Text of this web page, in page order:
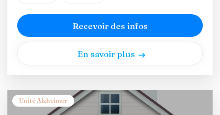
Recevoir des infos
En savoir plus
Unité Alzheimer